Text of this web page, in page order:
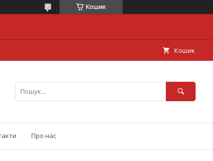
Кошик
Кошик
Про нас